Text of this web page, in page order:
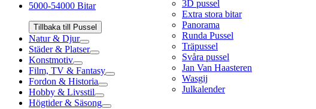
3D pussel
Extra stora bitar
Panorama
Runda Pussel
Träpussel
Svåra pussel
Jan Van Haasteren
Wasgij
Julkalender
5000-54000 Bitar
Tillbaka till Pussel
Natur & Djur
Städer & Platser
Konstmotiv
Film, TV & Fantasy
Fordon & Historia
Hobby & Livsstil
Högtider & Säsong